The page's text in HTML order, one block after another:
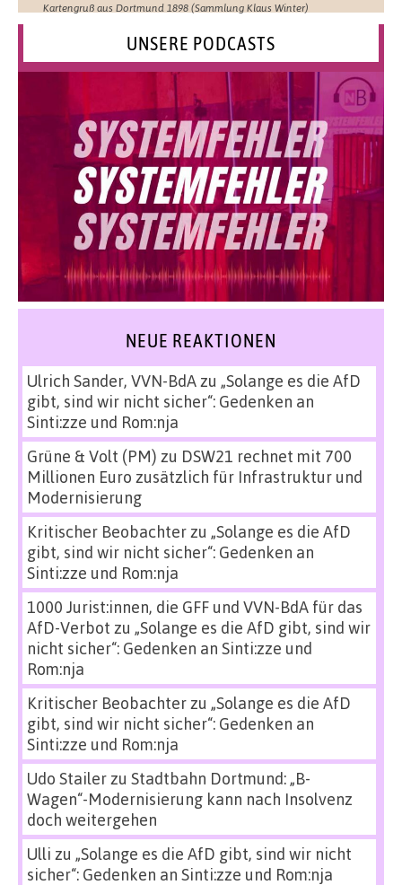
Kartengruß aus Dortmund 1898 (Sammlung Klaus Winter)
UNSERE PODCASTS
NEUE REAKTIONEN
Ulrich Sander, VVN-BdAzu „Solange es die AfD
gibt, sind wir nicht sicher“: Gedenken an
Sinti:zze und Rom:nja
Grüne & Volt (PM) zu DSW21 rechnet mit 700
Millionen Euro zusätzlich für Infrastruktur und
Modernisierung
Kritischer Beobachterzu „Solange es die AfD
gibt, sind wir nicht sicher“: Gedenken an
Sinti:zze und Rom:nja
1000 Jurist:innen, die GFF und VVN-BdA für das
AfD-Verbot zu „Solange es die AfD gibt, sind wir
nicht sicher“: Gedenken an Sinti:zze und
Rom:nja
Kritischer Beobachterzu „Solange es die AfD
gibt, sind wir nicht sicher“: Gedenken an
Sinti:zze und Rom:nja
Udo Stailerzu Stadtbahn Dortmund: „B-
Wagen“-Modernisierung kann nach Insolvenz
doch weitergehen
Ulli zu „Solange es die AfD gibt, sind wir nicht
sicher“: Gedenken an Sinti:zze und Rom:nja